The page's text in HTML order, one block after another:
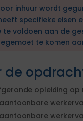
inhuur wordt
specifieke eisen
te voldoen aan de
te komen
de
opleiding op